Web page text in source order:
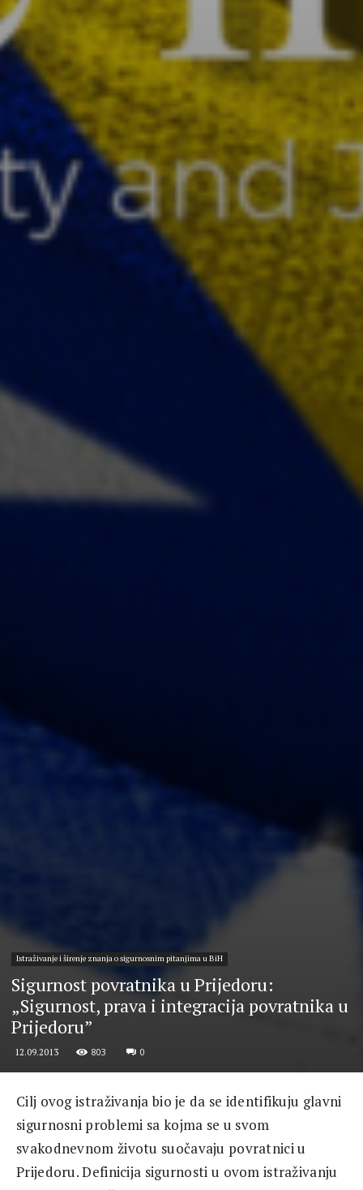
Istraživanje i širenje znanja o sigurnosnim pitanjima u BiH
Sigurnost povratnika u Prijedoru:
„Sigurnost, prava i integracija povratnika u
Prijedoru”
12.09.2013 803 0
Cilj ovog istraživanja bio je da se identifikuju glavni
sigurnosni problemi sa kojma se u svom
svakodnevnom životu suočavaju povratnici u
Prijedoru. Definicija sigurnosti u ovom istraživanju